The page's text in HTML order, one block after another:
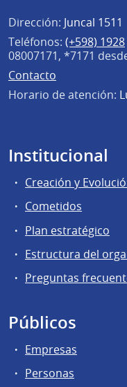
Dirección: Juncal 1511
Teléfonos: (+598) 1928
08007171, *7171
Contacto
Horario de atención:
Institucional
Creación y
Cometidos
Plan estratégico
Estructura del
Preguntas
Públicos
Empresas
Personas